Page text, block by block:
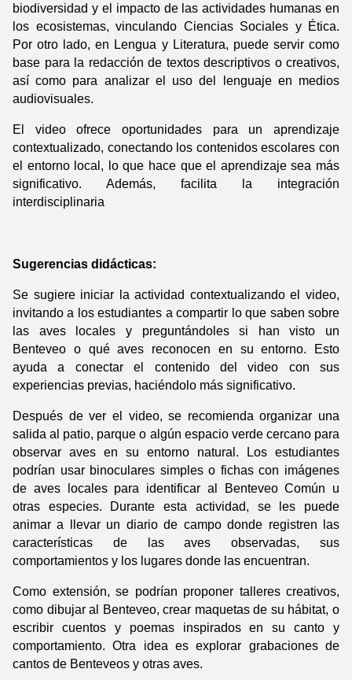
biodiversidad y el impacto de las actividades humanas en
los ecosistemas, vinculando Ciencias Sociales y Ética.
Por otro lado, en Lengua y Literatura, puede servir como
base para la redacción de textos descriptivos o creativos,
así como para analizar el uso del lenguaje en medios
audiovisuales.
El video ofrece oportunidades para un aprendizaje
contextualizado, conectando los contenidos escolares con
el entorno local, lo que hace que el aprendizaje sea más
significativo. Además, facilita la integración
interdisciplinaria
Sugerencias didácticas:
Se sugiere iniciar la actividad contextualizando el video,
invitando a los estudiantes a compartir lo que saben sobre
las aves locales y preguntándoles si han visto un
Benteveo o qué aves reconocen en su entorno. Esto
ayuda a conectar el contenido del video con sus
experiencias previas, haciéndolo más significativo.
Después de ver el video, se recomienda organizar una
salida al patio, parque o algún espacio verde cercano para
observar aves en su entorno natural. Los estudiantes
podrían usar binoculares simples o fichas con imágenes
de aves locales para identificar al Benteveo Común u
otras especies. Durante esta actividad, se les puede
animar a llevar un diario de campo donde registren las
características de las aves observadas, sus
comportamientos y los lugares donde las encuentran.
Como extensión, se podrían proponer talleres creativos,
como dibujar al Benteveo, crear maquetas de su hábitat, o
escribir cuentos y poemas inspirados en su canto y
comportamiento. Otra idea es explorar grabaciones de
cantos de Benteveos y otras aves.